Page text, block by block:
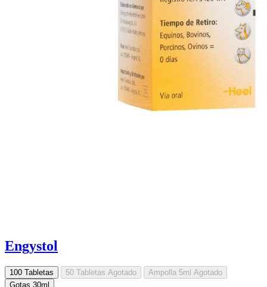
Engystol
100 Tabletas 50 Tabletas Agotado Ampolla 5ml Agotado
Gotas 30ml